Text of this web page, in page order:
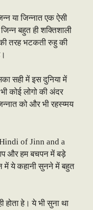
या जिन्नात एक ऐसी
बहुत ही शक्तिशाली
तरह भटकती रुहु की
सही में इस दुनिया में
कोई लोगो की अंदर
को और भी रहस्य्मय
of Jinn and a
और हम बचपन में बड़े
में ये कहानी सुनने में बहुत
हे। ये भी सुना था